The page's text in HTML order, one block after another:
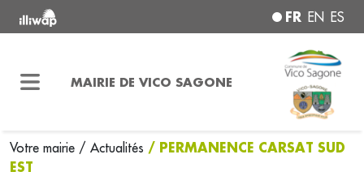
FR EN ES
MAIRIE DE VICO SAGONE
Votre mairie / Actualités / PERMANENCE CARSAT SUD
EST